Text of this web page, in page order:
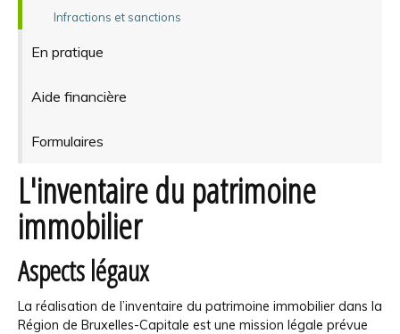
Infractions et sanctions
En pratique
Aide financière
Formulaires
L'inventaire du patrimoine
immobilier
Aspects légaux
La réalisation de l’inventaire du patrimoine immobilier dans la
Région de Bruxelles-Capitale est une mission légale prévue